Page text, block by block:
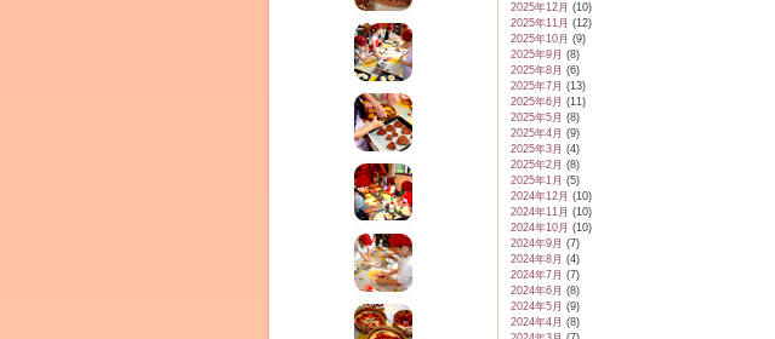
by CEDO)
2025年12月 (10)
2025年11月 (12)
2025年10月 (9)
2025年9月 (8)
2025年8月 (6)
2025年7月 (13)
2025年6月 (11)
2025年5月 (8)
2025年4月 (9)
2025年3月 (4)
2025年2月 (8)
2025年1月 (5)
2024年12月 (10)
2024年11月 (10)
2024年10月 (10)
2024年9月 (7)
2024年8月 (4)
2024年7月 (7)
2024年6月 (8)
2024年5月 (9)
2024年4月 (8)